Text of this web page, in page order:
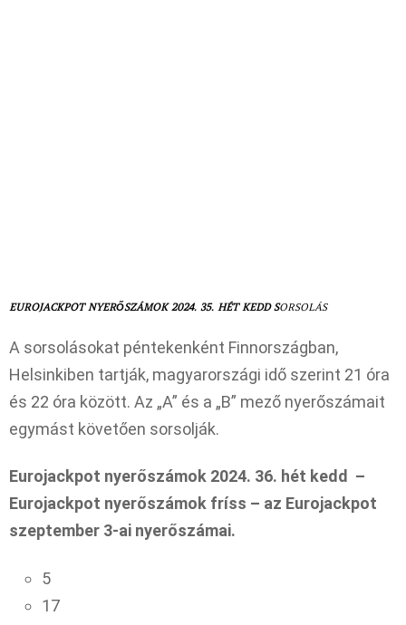
EUROJACKPOT NYERŐSZÁMOK 2024. 35. HÉT KEDDSORSOLÁS
A sorsolásokat péntekenként Finnországban,
Helsinkiben tartják, magyarországi idő szerint 21 óra
és 22 óra között. Az „A” és a „B” mező nyerőszámait
egymást követően sorsolják.
Eurojackpot nyerőszámok 2024. 36. hét kedd –
Eurojackpot nyerőszámok fríss – az Eurojackpot
szeptember 3-ai nyerőszámai.
5
17